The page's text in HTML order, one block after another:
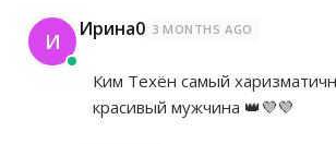
И Ирина0 3 MONTHS AGO
Ким Техён самый
красивый мужчина 👑💜💜